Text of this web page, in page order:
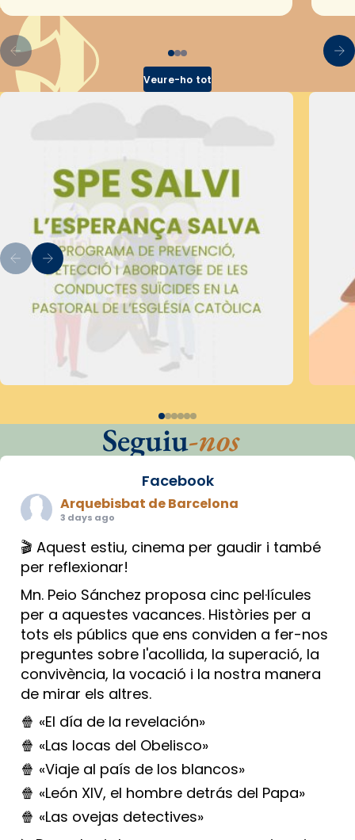
Veure-ho tot
Seguiu-nos
Facebook
Arquebisbat de Barcelona
3 days ago
🎬 Aquest estiu, cinema per gaudir i també
per reflexionar!
Mn. Peio Sánchez proposa cinc pel·lícules
per a aquestes vacances. Històries per a
tots els públics que ens conviden a fer-nos
preguntes sobre l'acollida, la superació, la
convivència, la vocació i la nostra manera
de mirar els altres.
🍿 «El día de la revelación»
🍿 «Las locas del Obelisco»
🍿 «Viaje al país de los blancos»
🍿 «León XIV, el hombre detrás del Papa»
🍿 «Las ovejas detectives»